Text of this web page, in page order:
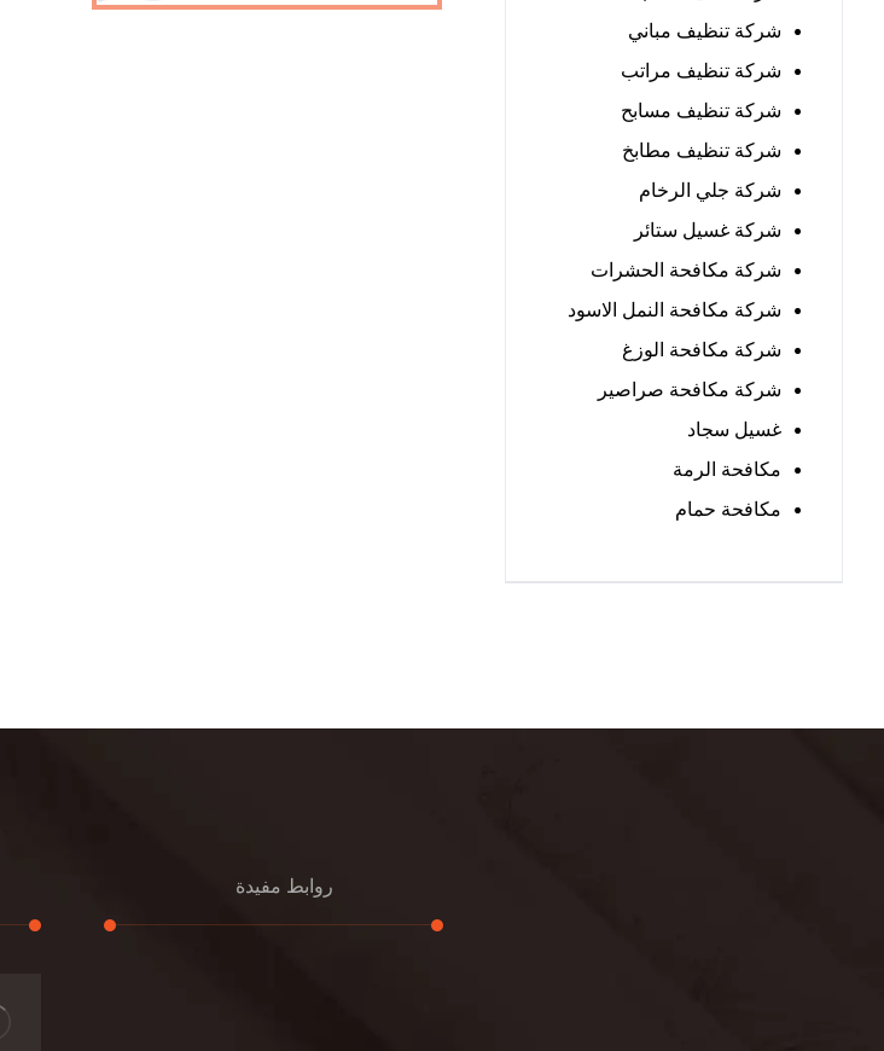
شركة تنظيف مباني
شركة تنظيف مراتب
شركة تنظيف مسابح
شركة تنظيف مطابخ
شركة جلي الرخام
شركة غسيل ستائر
شركة مكافحة الحشرات
شركة مكافحة النمل الاسود
شركة مكافحة الوزغ
شركة مكافحة صراصير
غسيل سجاد
مكافحة الرمة
مكافحة حمام
روابط مفيدة